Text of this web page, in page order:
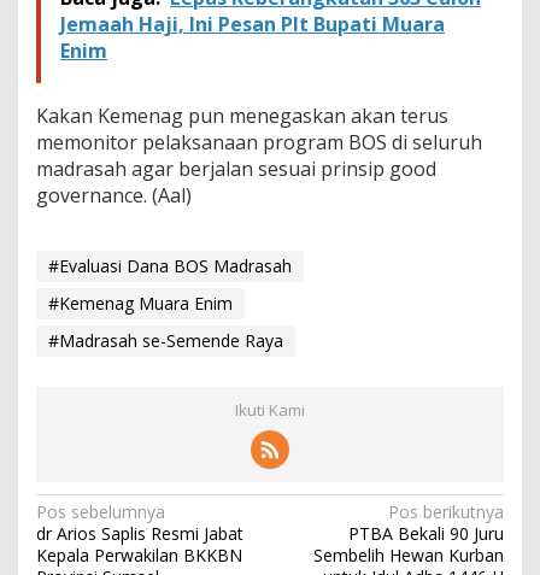
Jemaah Haji, Ini Pesan Plt Bupati Muara
Enim
Kakan Kemenag pun menegaskan akan terus
memonitor pelaksanaan program BOS di seluruh
madrasah agar berjalan sesuai prinsip good
governance. (Aal)
#Evaluasi Dana BOS Madrasah
#Kemenag Muara Enim
#Madrasah se-Semende Raya
Ikuti Kami
N
a
Pos sebelumnya
dr Arios Saplis Resmi Jabat
Kepala Perwakilan BKKBN
Pos berikutnya
PTBA Bekali 90 Juru
Sembelih Hewan Kurban